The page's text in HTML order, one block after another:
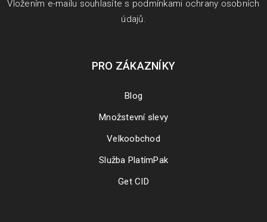
Vložením e-mailu souhlasíte s podmínkami ochrany osobních
údajů.
PRO ZÁKAZNÍKY
Blog
Množstevní slevy
Velkoobchod
Služba PlatímPak
Get CID